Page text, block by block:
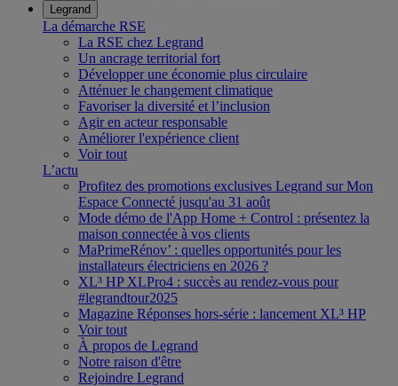
Legrand
La démarche RSE
La RSE chez Legrand
Un ancrage territorial fort
Développer une économie plus circulaire
Atténuer le changement climatique
Favoriser la diversité et l’inclusion
Agir en acteur responsable
Améliorer l'expérience client
Voir tout
L’actu
Profitez des promotions exclusives Legrand sur Mon
Espace Connecté jusqu'au 31 août
Mode démo de l'App Home + Control : présentez la
maison connectée à vos clients
MaPrimeRénov’ : quelles opportunités pour les
installateurs électriciens en 2026 ?
XL³ HP XLPro4 : succès au rendez-vous pour
#legrandtour2025
Magazine Réponses hors-série : lancement XL³ HP
Voir tout
À propos de Legrand
Notre raison d'être
Rejoindre Legrand